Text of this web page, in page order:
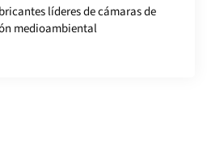
líderes de cámaras de
medioambiental